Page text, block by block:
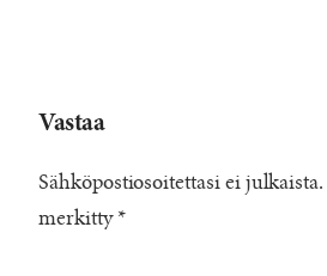
Vastaa
Sähköpostiosoitettasi ei julkaista.
merkitty *